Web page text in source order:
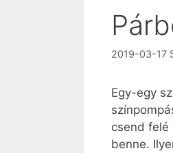
2019-03-17
Egy-egy
csend felé
benne.